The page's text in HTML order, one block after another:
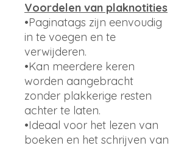
Voordelen van plaknotities
•Paginatags zijn eenvoudig
in te voegen en te
verwijderen.
•Kan meerdere keren
worden aangebracht
zonder plakkerige resten
achter te laten.
•Ideaal voor het lezen van
boeken en het schrijven van